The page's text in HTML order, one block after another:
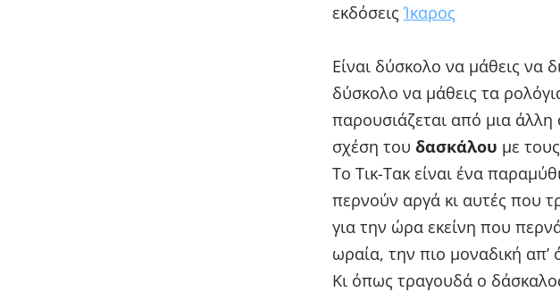
εκδόσεις Ίκαρος
Είναι δύσκολο να μάθεις να
δύσκολο να μάθεις τα
παρουσιάζεται από μια άλλη
σχέση του δασκάλου με τους
Το Τικ-Τακ είναι ένα
περνούν αργά κι αυτές που
για την ώρα εκείνη που
ωραία, την πιο μοναδική απ’
Κι όπως τραγουδά ο